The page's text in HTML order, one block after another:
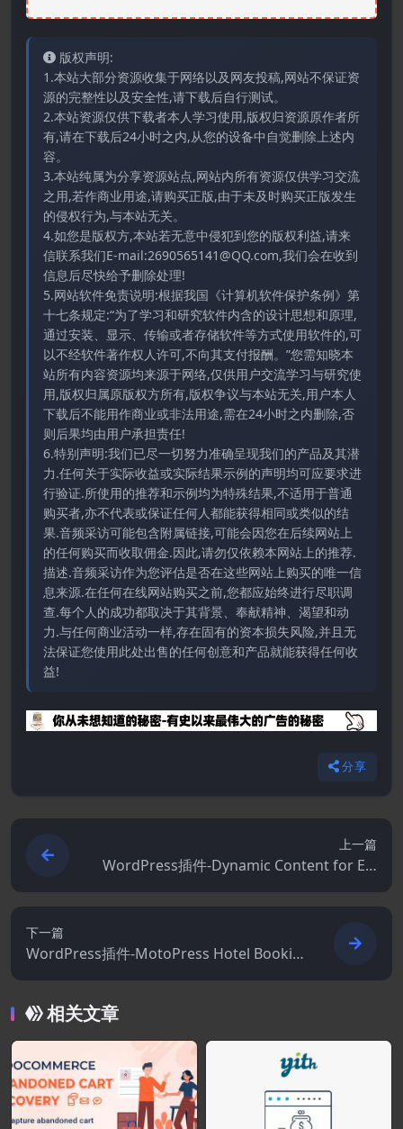
版权声明:
1.本站大部分资源收集于网络以及网友投稿,网站不保证资
源的完整性以及安全性,请下载后自行测试。
2.本站资源仅供下载者本人学习使用,版权归资源原作者所
有,请在下载后24小时之内,从您的设备中自觉删除上述内
容。
3.本站纯属为分享资源站点,网站内所有资源仅供学习交流
之用,若作商业用途,请购买正版,由于未及时购买正版发生
的侵权行为,与本站无关。
4.如您是版权方,本站若无意中侵犯到您的版权利益,请来
信联系我们E-mail:2690565141@QQ.com,我们会在收到
信息后尽快给予删除处理!
5.网站软件免责说明:根据我国《计算机软件保护条例》第
十七条规定:“为了学习和研究软件内含的设计思想和原理,
通过安装、显示、传输或者存储软件等方式使用软件的,可
以不经软件著作权人许可,不向其支付报酬。”您需知晓本
站所有内容资源均来源于网络,仅供用户交流学习与研究使
用,版权归属原版权方所有,版权争议与本站无关,用户本人
下载后不能用作商业或非法用途,需在24小时之内删除,否
则后果均由用户承担责任!
6.特别声明:我们已尽一切努力准确呈现我们的产品及其潜
力.任何关于实际收益或实际结果示例的声明均可应要求进
行验证.所使用的推荐和示例均为特殊结果,不适用于普通
购买者,亦不代表或保证任何人都能获得相同或类似的结
果.音频采访可能包含附属链接,可能会因您在后续网站上
的任何购买而收取佣金.因此,请勿仅依赖本网站上的推荐.
描述.音频采访作为您评估是否在这些网站上购买的唯一信
息来源.在任何在线网站购买之前,您都应始终进行尽职调
查.每个人的成功都取决于其背景、奉献精神、渴望和动
力.与任何商业活动一样,存在固有的资本损失风险,并且无
法保证您使用此处出售的任何创意和产品就能获得任何收
益!
分享
上一篇
WordPress插件-Dynamic Content for Ele
mentor 3.4.12
下一篇
WordPress插件-MotoPress Hotel Bookin
g 6.2.2–酒店预订WordPress插件
相关文章